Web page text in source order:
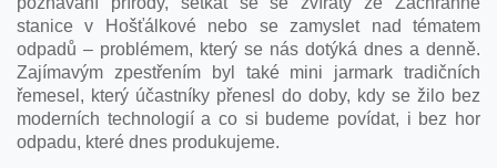
stanice v Hošťálkové nebo se zamyslet nad tématem
odpadů – problémem, který se nás dotýká dnes a denně.
Zajímavým zpestřením byl také mini jarmark tradičních
řemesel, který účastníky přenesl do doby, kdy se žilo bez
moderních technologií a co si budeme povídat, i bez hor
odpadu, které dnes produkujeme.